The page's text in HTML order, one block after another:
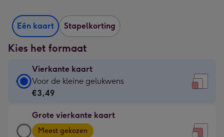
Eén kaart Stapelkorting
Kies het formaat
Vierkante kaart
Vierkante
kaart
€3,49
-
Voor de kleine gelukwens
€3,49
Grote vierkante kaart
Grote
Meest gekozen